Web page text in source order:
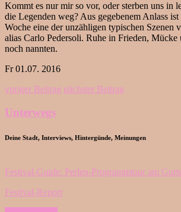
Kommt es nur mir so vor, oder sterben uns in
die Legenden weg? Aus gegebenem Anlass
Woche eine der unzähligen typischen Szenen
alias Carlo Pedersoli. Ruhe in Frieden, Mücke
noch nannten.
Fr 01.07. 2016
voriger Beitrag nächster Beitrag
Unterwegs
Deine Stadt, Interviews, Hintergünde, Meinungen
Festival-Guide: Perlen-Programmtour am
Festival-Report